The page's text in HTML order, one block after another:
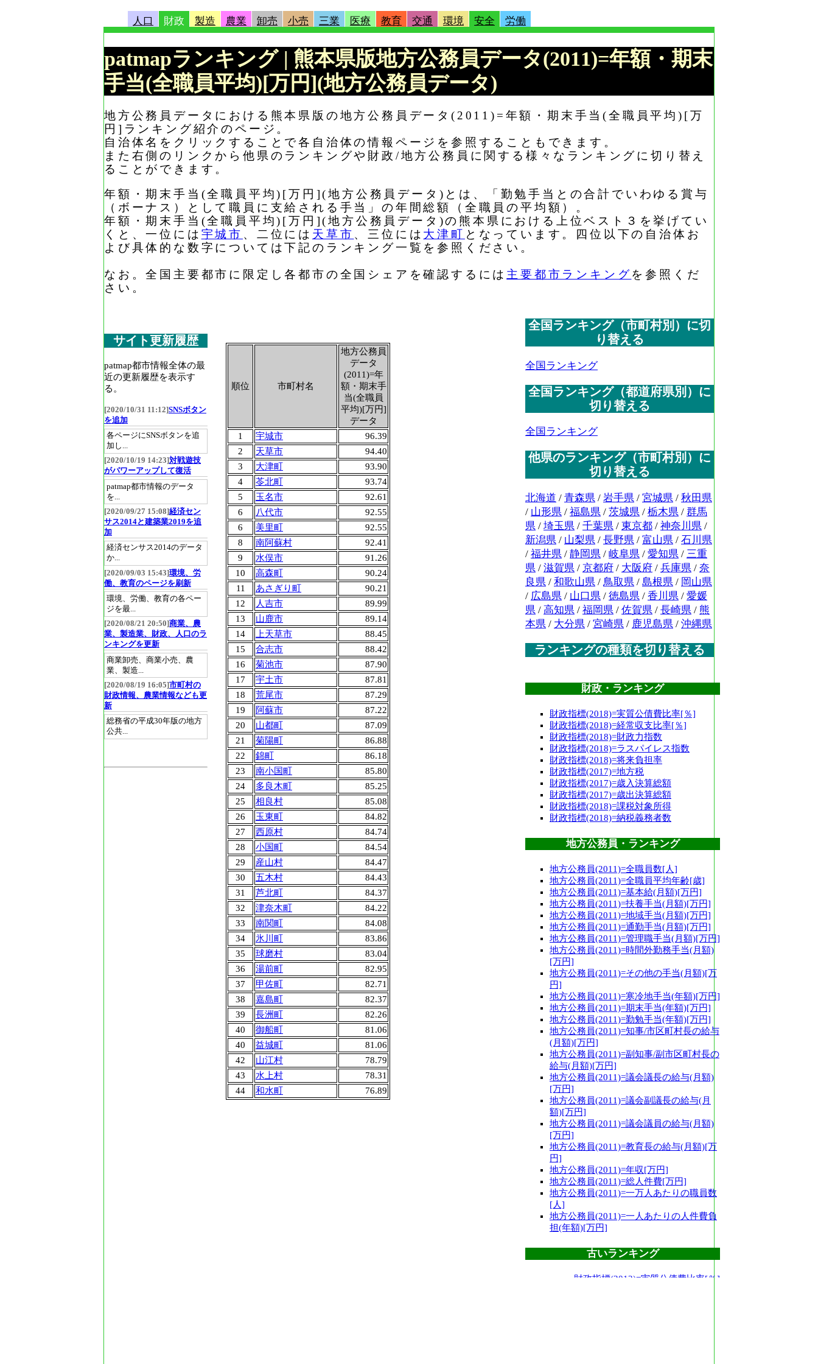
人口 財政 製造 農業 卸売 小売 三業 医療 教育 交通 環境 安全 労働
patmapランキング | 熊本県版地方公務員データ(2011)=年額・期末
手当(全職員平均)[万円](地方公務員データ)
地方公務員データにおける熊本県版の地方公務員データ(2011)=年額・期末手当(全職員平均)[万
円]ランキング紹介のページ。
自治体名をクリックすることで各自治体の情報ページを参照することもできます。
また右側のリンクから他県のランキングや財政/地方公務員に関する様々なランキングに切り替え
ることができます。
年額・期末手当(全職員平均)[万円](地方公務員データ)とは、「勤勉手当との合計でいわゆる賞与
（ボーナス）として職員に支給される手当」の年間総額（全職員の平均額）。
年額・期末手当(全職員平均)[万円](地方公務員データ)の熊本県における上位ベスト３を挙げてい
くと、一位には 宇城市 、二位には 天草市 、三位には 大津町 となっています。四位以下の自治体お
よび具体的な数字については下記のランキング一覧を参照ください。
なお。全国主要都市に限定し各都市の全国シェアを確認するには 主要都市ランキングを参照くだ
さい。
順位 市町村名
地方公務員
データ
(2011)=年
額・期末手
当(全職員
平均)[万円]
データ
1
宇城市
96.39
2
天草市
94.40
3
大津町
93.90
4
苓北町
93.74
5
玉名市
92.61
6
八代市
92.55
6
美里町
92.55
8
南阿蘇村
92.41
9
水俣市
91.26
10
高森町
90.24
11
あさぎり町
90.21
12
人吉市
89.99
13
山鹿市
89.14
14
上天草市
88.45
15
合志市
88.42
16
菊池市
87.90
17
宇土市
87.81
18
荒尾市
87.29
19
阿蘇市
87.22
20
山都町
87.09
21
菊陽町
86.88
22
錦町
86.18
23
南小国町
85.80
24
多良木町
85.25
25
相良村
85.08
26
玉東町
84.82
27
西原村
84.74
28
小国町
84.54
29
産山村
84.47
30
五木村
84.43
31
芦北町
84.37
32
津奈木町
84.22
33
南関町
84.08
34
氷川町
83.86
35
球磨村
83.04
36
湯前町
82.95
37
甲佐町
82.71
38
嘉島町
82.37
39
長洲町
82.26
40
御船町
81.06
40
益城町
81.06
42
山江村
78.79
43
水上村
78.31
44
和水町 76.89
サイト更新履歴
patmap都市情報全体の最
近の更新履歴を表示す
る。
[2020/10/31 11:12]SNSボタン
を追加
各ページにSNSボタンを追
加し...
[2020/10/19 14:23]対戦遊技
がパワーアップして復活
patmap都市情報のデータ
を...
[2020/09/27 15:08]経済セン
サス2014と建築業2019を追
加
経済センサス2014のデータ
か...
[2020/09/03 15:43]環境、労
働、教育のページを刷新
環境、労働、教育の各ペー
ジを最...
[2020/08/21 20:50]商業、農
業、製造業、財政、人口のラ
ンキングを更新
商業卸売、商業小売、農
業、製造...
[2020/08/19 16:05]市町村の
財政情報、農業情報なども更
新
総務省の平成30年版の地方
公共...
全国ランキング（市町村別）に切
り替える
全国ランキング
全国ランキング（都道府県別）に
切り替える
全国ランキング
他県のランキング（市町村別）に
切り替える
北海道 / 青森県 / 岩手県 / 宮城県 / 秋田県
/ 山形県 / 福島県 / 茨城県 / 栃木県 / 群馬
県 / 埼玉県 / 千葉県 / 東京都 / 神奈川県 /
新潟県 / 山梨県 / 長野県 / 富山県 / 石川県
/ 福井県 / 静岡県 / 岐阜県 / 愛知県 / 三重
県 / 滋賀県 / 京都府 / 大阪府 / 兵庫県 / 奈
良県 / 和歌山県 / 鳥取県 / 島根県 / 岡山県
/ 広島県 / 山口県 / 徳島県 / 香川県 / 愛媛
県 / 高知県 / 福岡県 / 佐賀県 / 長崎県 / 熊
本県 / 大分県 / 宮崎県 / 鹿児島県 / 沖縄県
ランキングの種類を切り替える
財政・ランキング
財政指標(2018)=実質公債費比率[％]
財政指標(2018)=経常収支比率[％]
財政指標(2018)=財政力指数
財政指標(2018)=ラスパイレス指数
財政指標(2018)=将来負担率
財政指標(2017)=地方税
財政指標(2017)=歳入決算総額
財政指標(2017)=歳出決算総額
財政指標(2018)=課税対象所得
財政指標(2018)=納税義務者数
地方公務員・ランキング
地方公務員(2011)=全職員数[人]
地方公務員(2011)=全職員平均年齢[歳]
地方公務員(2011)=基本給(月額)[万円]
地方公務員(2011)=扶養手当(月額)[万円]
地方公務員(2011)=地域手当(月額)[万円]
地方公務員(2011)=通勤手当(月額)[万円]
地方公務員(2011)=管理職手当(月額)[万円]
地方公務員(2011)=時間外勤務手当(月額)
[万円]
地方公務員(2011)=その他の手当(月額)[万
円]
地方公務員(2011)=寒冷地手当(年額)[万円]
地方公務員(2011)=期末手当(年額)[万円]
地方公務員(2011)=勤勉手当(年額)[万円]
地方公務員(2011)=知事/市区町村長の給与
(月額)[万円]
地方公務員(2011)=副知事/副市区町村長の
給与(月額)[万円]
地方公務員(2011)=議会議長の給与(月額)
[万円]
地方公務員(2011)=議会副議長の給与(月
額)[万円]
地方公務員(2011)=議会議員の給与(月額)
[万円]
地方公務員(2011)=教育長の給与(月額)[万
円]
地方公務員(2011)=年収[万円]
地方公務員(2011)=総人件費[万円]
地方公務員(2011)=一万人あたりの職員数
[人]
地方公務員(2011)=一人あたりの人件費負
担(年額)[万円]
古いランキング
財政指標(2012)=実質公債費比率[％]